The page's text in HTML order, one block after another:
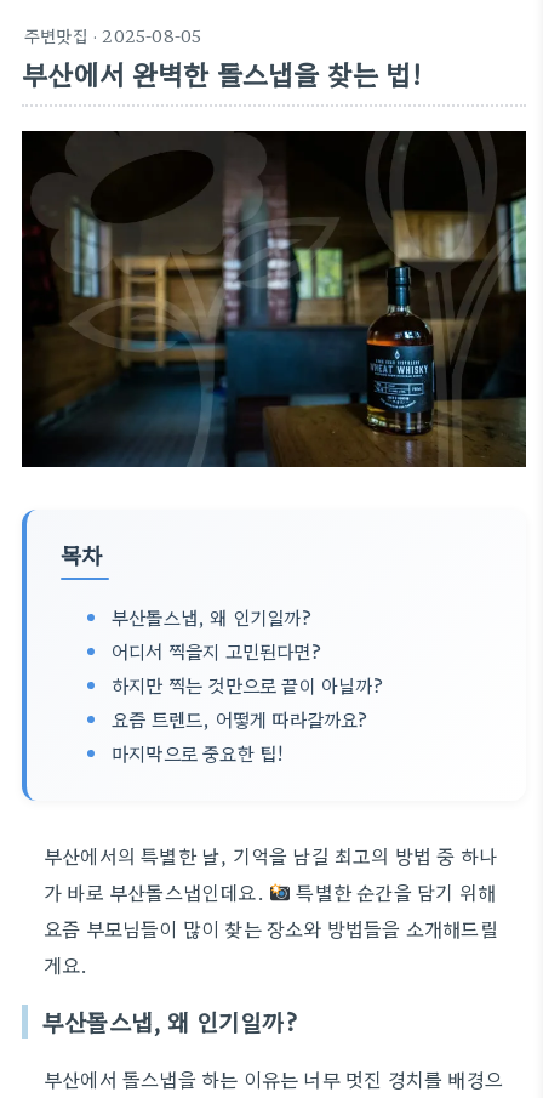
주변맛집 · 2025-08-05
부산에서 완벽한 돌스냅을 찾는 법!
목차
부산돌스냅, 왜 인기일까?
어디서 찍을지 고민된다면?
하지만 찍는 것만으로 끝이 아닐까?
요즘 트렌드, 어떻게 따라갈까요?
마지막으로 중요한 팁!
부산에서의 특별한 날, 기억을 남길 최고의 방법 중 하나
가 바로 부산돌스냅인데요.
특별한 순간을 담기 위해
요즘 부모님들이 많이 찾는 장소와 방법들을 소개해드릴
게요.
부산돌스냅, 왜 인기일까?
부산에서 돌스냅을 하는 이유는 너무 멋진 경치를 배경으